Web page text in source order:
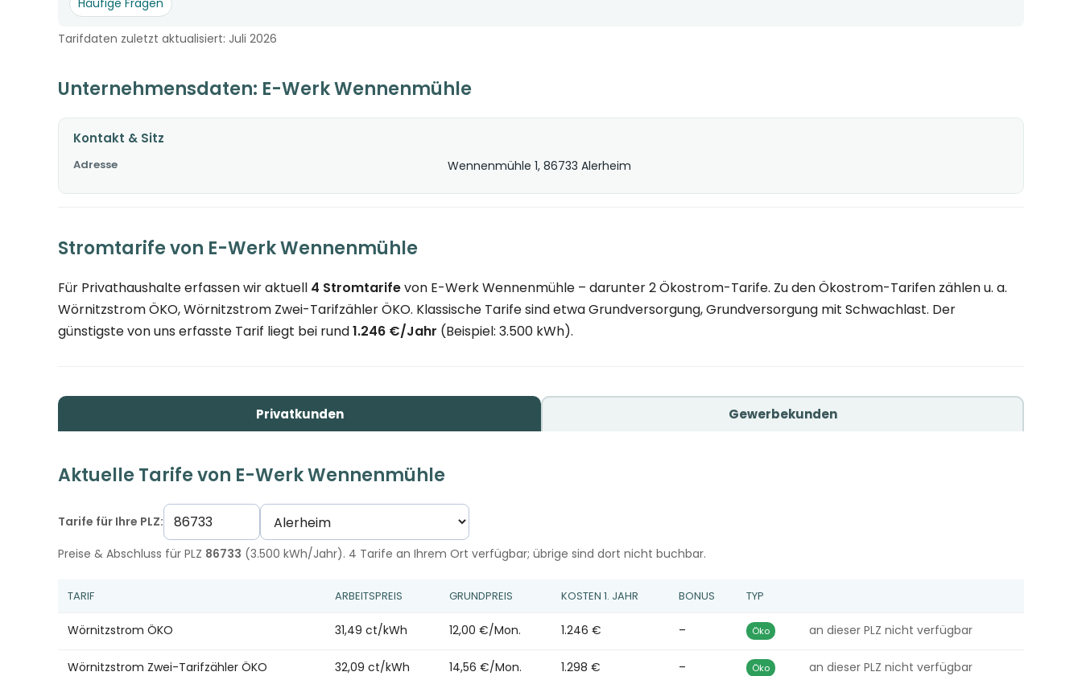
Häufige Fragen
Tarifdaten zuletzt aktualisiert: Juli 2026
Unternehmensdaten: E-Werk Wennenmühle
Kontakt & Sitz
Adresse Wennenmühle 1, 86733 Alerheim
Stromtarife von E-Werk Wennenmühle
Für Privathaushalte erfassen wir aktuell 4 Stromtarifevon E-Werk Wennenmühle – darunter 2 Ökostrom-Tarife. Zu den Ökostrom-Tarifen zählen u. a.
Wörnitzstrom ÖKO, Wörnitzstrom Zwei-Tarifzähler ÖKO. Klassische Tarife sind etwa Grundversorgung, Grundversorgung mit Schwachlast. Der
günstigste von uns erfasste Tarif liegt bei rund1.246 €/Jahr (Beispiel: 3.500 kWh).
Privatkunden Gewerbekunden
Aktuelle Tarife von E-Werk Wennenmühle
Tarife für Ihre PLZ:
Preise & Abschluss für PLZ 86733 (3.500 kWh/Jahr). 4 Tarife an Ihrem Ort verfügbar; übrige sind dort nicht buchbar.
TARIF ARBEITSPREIS GRUNDPREIS KOSTEN 1. JAHR BONUS TYP
Wörnitzstrom ÖKO 31,49 ct/kWh 12,00 €/Mon. 1.246 € – Öko an dieser PLZ nicht verfügbar
Wörnitzstrom Zwei-Tarifzähler ÖKO 32,09 ct/kWh 14,56 €/Mon. 1.298 € – Öko an dieser PLZ nicht verfügbar